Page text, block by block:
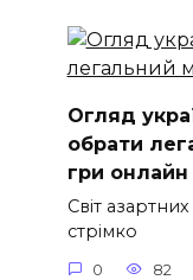
Огляд
обрати
гри онлайн
Світ
стрімко
0 82